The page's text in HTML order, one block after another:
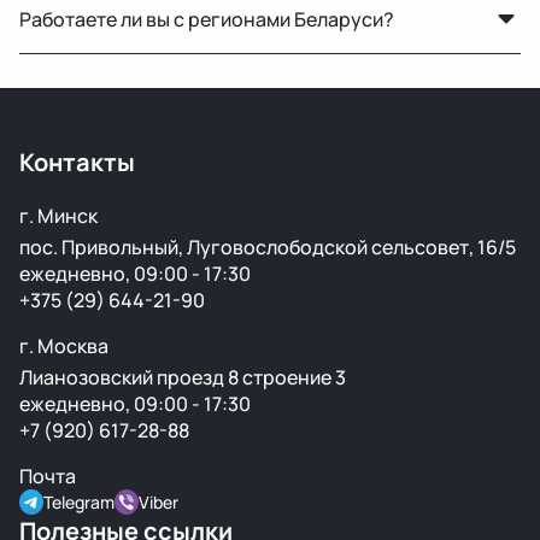
подбора рекомендуем предоставить фото вашей
старой детали или номер по каталогу.
Работаете ли вы с регионами Беларуси?
Контакты
г. Минск
пос. Привольный, Луговослободской сельсовет, 16/5
ежедневно, 09:00 - 17:30
+375 (29) 644-21-90
г. Москва
Лианозовский проезд 8 строение 3
ежедневно, 09:00 - 17:30
+7 (920) 617-28-88
Почта
Telegram Viber
Полезные ссылки